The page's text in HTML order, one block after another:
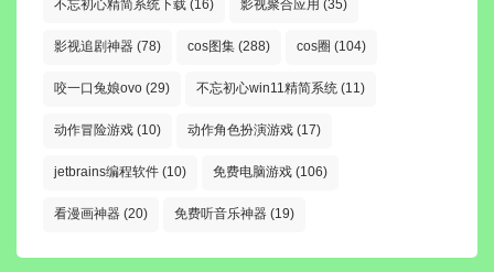
不忘初心精简系统下载 (16) 影视聚合应用 (35)
影视追剧神器 (78) cos图集 (288) cos圈 (104)
咬一口兔娘ovo (29) 不忘初心win11精简系统 (11)
动作冒险游戏 (10) 动作角色扮演游戏 (17)
jetbrains编程软件 (10) 免费电脑游戏 (106)
看漫画神器 (20) 免费听音乐神器 (19)